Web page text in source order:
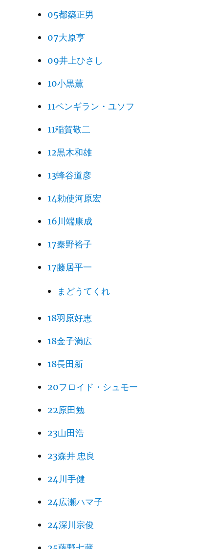
05都築正男
07大原亨
09井上ひさし
10小黒薫
11ペンギラン・ユソフ
11稲賀敬二
12黒木和雄
13蜂谷道彦
14勅使河原宏
16川端康成
17秦野裕子
17藤居平一
まどうてくれ
18羽原好恵
18金子満広
18長田新
20フロイド・シュモー
22原田勉
23山田浩
23森井 忠良
24川手健
24広瀬ハマ子
24深川宗俊